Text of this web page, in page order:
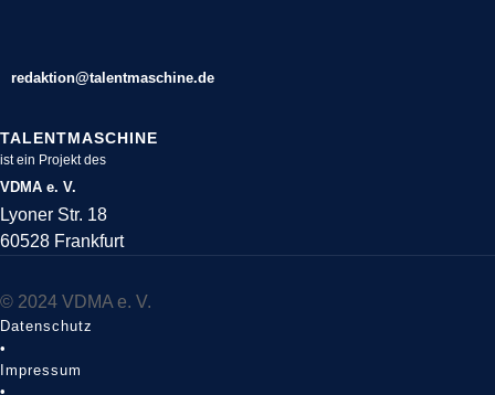
redaktion@talentmaschine.de
TALENTMASCHINE
ist ein Projekt des
VDMA e. V.
Lyoner Str. 18
60528 Frankfurt
© 2024 VDMA e. V.
Datenschutz
•
Impressum
•